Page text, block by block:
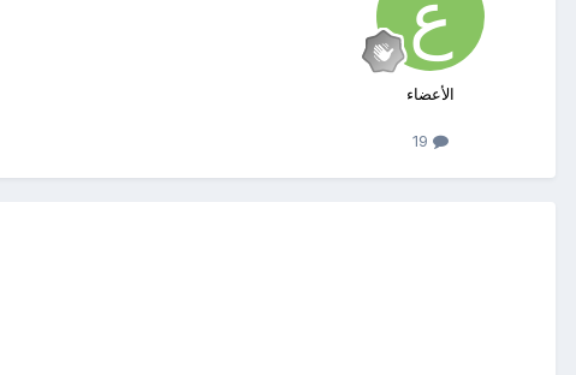
الأعضاء